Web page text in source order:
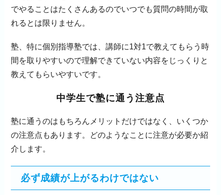
でやることはたくさんあるのでいつでも質問の時間が取
れるとは限りません。
塾、特に個別指導塾では、講師に1対1で教えてもらう時
間を取りやすいので理解できていない内容をじっくりと
教えてもらいやすいです。
中学生で塾に通う注意点
塾に通うのはもちろんメリットだけではなく、いくつか
の注意点もあります。どのようなことに注意が必要か紹
介します。
必ず成績が上がるわけではない